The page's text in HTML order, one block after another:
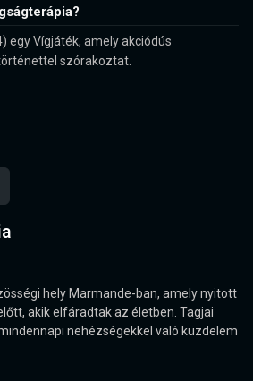
egy Vígjáték, amely akciódús
szórakoztat.
hely Marmande-ban, amely nyitott
akik elfáradtak az életben. Tagjai
nehézségekkel való küzdelem